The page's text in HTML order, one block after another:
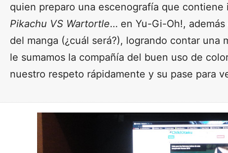
quien preparo una escenografía que
Pikachu VS Wartortle… en Yu-Gi-Oh!,
del manga (¿cuál será?), logrando contar
le sumamos la compañía del buen uso de
nuestro respeto rápidamente y su pase para